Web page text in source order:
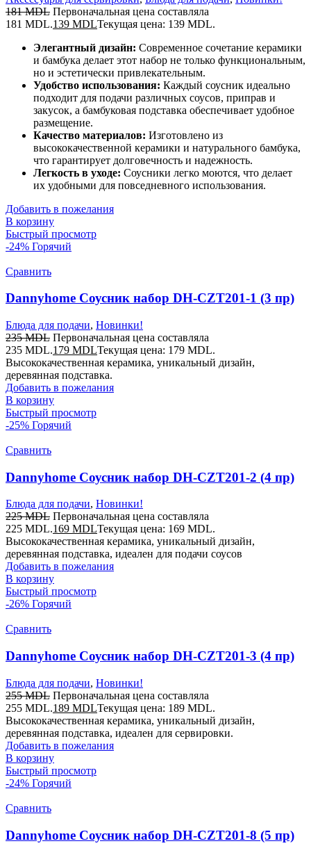
181MDL Первоначальная цена составляла
181 MDL.139 MDLТекущая цена: 139 MDL.
Элегантный дизайн: Современное сочетание керамики
и бамбука делает этот набор не только функциональным,
но и эстетически привлекательным.
Удобство использования: Каждый соусник идеально
подходит для подачи различных соусов, приправ и
закусок, а бамбуковая подставка обеспечивает удобное
размещение.
Качество материалов: Изготовлено из
высококачественной керамики и натурального бамбука,
что гарантирует долговечность и надежность.
Легкость в уходе: Соусники легко моются, что делает
их удобными для повседневного использования.
Добавить в пожелания
В корзину
Быстрый просмотр
-24% Горячий
Сравнить
Dannyhome Соусник набор DH-CZT201-1 (3 пр)
Блюда для подачи, Новинки!
235MDL Первоначальная цена составляла
235 MDL.179 MDLТекущая цена: 179 MDL.
Высококачественная керамика, уникальный дизайн,
деревянная подставка.
Добавить в пожелания
В корзину
Быстрый просмотр
-25% Горячий
Сравнить
Dannyhome Соусник набор DH-CZT201-2 (4 пр)
Блюда для подачи, Новинки!
225MDL Первоначальная цена составляла
225 MDL.169 MDLТекущая цена: 169 MDL.
Высококачественная керамика, уникальный дизайн,
деревянная подставка, идеален для подачи соусов
Добавить в пожелания
В корзину
Быстрый просмотр
-26% Горячий
Сравнить
Dannyhome Соусник набор DH-CZT201-3 (4 пр)
Блюда для подачи, Новинки!
255MDL Первоначальная цена составляла
255 MDL.189 MDLТекущая цена: 189 MDL.
Высококачественная керамика, уникальный дизайн,
деревянная подставка, идеален для сервировки.
Добавить в пожелания
В корзину
Быстрый просмотр
-24% Горячий
Сравнить
Dannyhome Соусник набор DH-CZT201-8 (5 пр)